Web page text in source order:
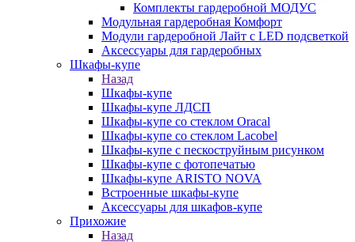
Комплекты гардеробной МОДУС
Модульная гардеробная Комфорт
Модули гардеробной Лайт с LED подсветкой
Аксессуары для гардеробных
Шкафы-купе
Назад
Шкафы-купе
Шкафы-купе ЛДСП
Шкафы-купе со стеклом Oracal
Шкафы-купе со стеклом Lacobel
Шкафы-купе с пескоструйным рисунком
Шкафы-купе с фотопечатью
Шкафы-купе ARISTO NOVA
Встроенные шкафы-купе
Аксессуары для шкафов-купе
Прихожие
Назад